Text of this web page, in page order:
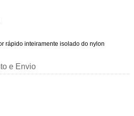
rápido inteiramente isolado do nylon
e Envio